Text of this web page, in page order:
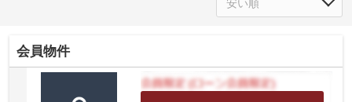
会員物件